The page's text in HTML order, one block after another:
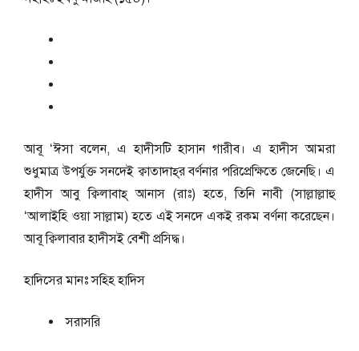
আবূ ‘ঈসা বলেন, এ হাদীসটি হাসান গারীব। এ হাদীস আমরা
শুধুমাত্র উপর্যুক্ত সনদেই ক্বাতাদাহ্‌র বর্ণনার পরিপ্রেক্ষিতে জেনেছি। এ
হাদীস আবু ক্বিলাবাহ্‌ আনাস (রাঃ) হতে, তিনি নাবী (সাল্লাল্লাহু
‘আলাইহি ওয়া সাল্লাম) হতে এই সনদে একই রকম বর্ণনা করেছেন।
আবূ ক্বিলাবার হাদীসই বেশী প্রসিদ্ধ।
হাদিসের মানঃসহিহ হাদিস
সরাসরি